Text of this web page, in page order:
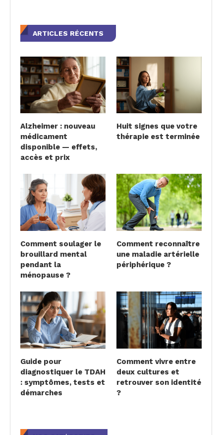
ARTICLES RÉCENTS
Alzheimer : nouveau
médicament
disponible — effets,
accès et prix
Huit signes que votre
thérapie est terminée
Comment soulager le
brouillard mental
pendant la
ménopause ?
Comment reconnaître
une maladie artérielle
périphérique ?
Guide pour
diagnostiquer le TDAH
: symptômes, tests et
démarches
Comment vivre entre
deux cultures et
retrouver son identité
?